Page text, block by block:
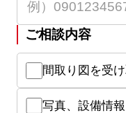
ご相談内容
間取り図を受
写真、設備情